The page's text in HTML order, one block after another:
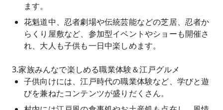
ます。
花魁道中、忍者劇場や伝統芸能などの芝居、忍者か
らくり屋敷など、参加型イベントやショーも開催さ
れ、大人も子供も一日中楽しめます。
3.家族みんなで楽しめる職業体験＆江戸グルメ
子供向けには、江戸時代の職業体験など、学びと遊
びを兼ねたコンテンツが盛りだくさん。